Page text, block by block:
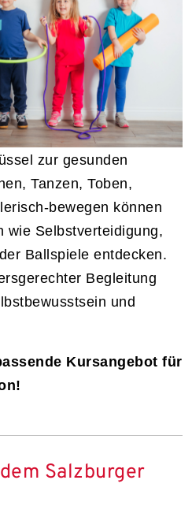
zur gesunden
Tanzen, Toben,
bewegen können
wie Selbstverteidigung,
Ballspiele entdecken.
Begleitung
und
Kursangebot für
Salzburger